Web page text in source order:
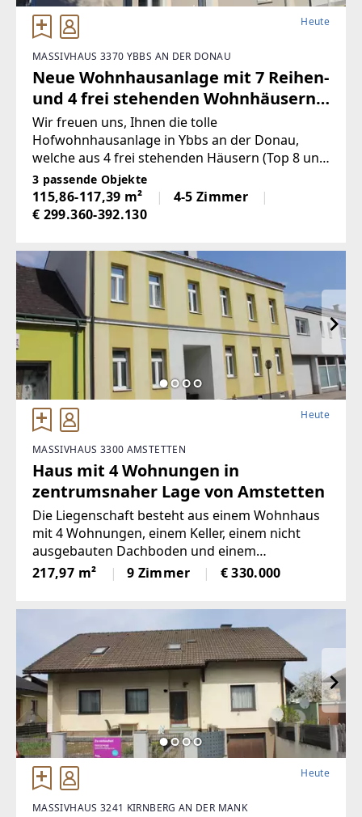
Heute
MASSIVHAUS 3370 YBBS AN DER DONAU
Neue Wohnhausanlage mit 7 Reihen-
und 4 frei stehenden Wohnhäusern
in Ybbs an der Donau
Wir freuen uns, Ihnen die tolle
Hofwohnhausanlage in Ybbs an der Donau,
welche aus 4 frei stehenden Häusern (Top 8 und
Top 9 wurden bereits verkauft) und 7
Reihenhauseinheiten besteht, vorstellen zu
dürfen.Diese Anlage vereint eine attraktive
3 passende Objekte
115,86-117,39 m²
4-5 Zimmer
€ 299.360-392.130
Heute
MASSIVHAUS 3300 AMSTETTEN
Haus mit 4 Wohnungen in
zentrumsnaher Lage von Amstetten
Die Liegenschaft besteht aus einem Wohnhaus
mit 4 Wohnungen, einem Keller, einem nicht
ausgebauten Dachboden und einem
Innenhof.Das Wohnhaus wurde ca. 1900 in
Massivbauweise errichtet und in der Folge
217,97 m² 9 Zimmer € 330.000
Heute
MASSIVHAUS 3241 KIRNBERG AN DER MANK